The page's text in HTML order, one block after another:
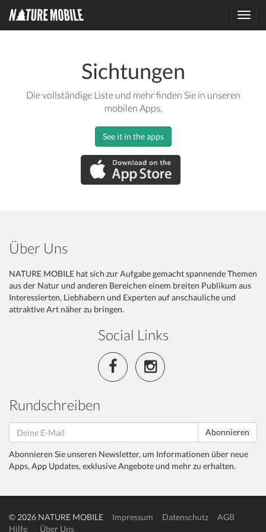
Sichtungen
Die vollständige Liste und mehr finden Sie in unseren
mobilen Apps.
See it in the apps
Über Uns
NATURE MOBILE hat sich zur Aufgabe gemacht spannende Themen
aus der Natur und anderen Bereichen einem breiten Publikum aus
Interessierten, Liebhabern und Experten auf anschauliche und
attraktive Art näher zu bringen.
Social Links
Rundschreiben
Abonnieren
Abonnieren Sie unseren Newsletter, um Informationen über neue
Apps, App Updates, exklusive Angebote und mehr zu erhalten.
© 2026 NATURE MOBILE Impressum Datenschutz
AGB
Hilfe
Über Uns